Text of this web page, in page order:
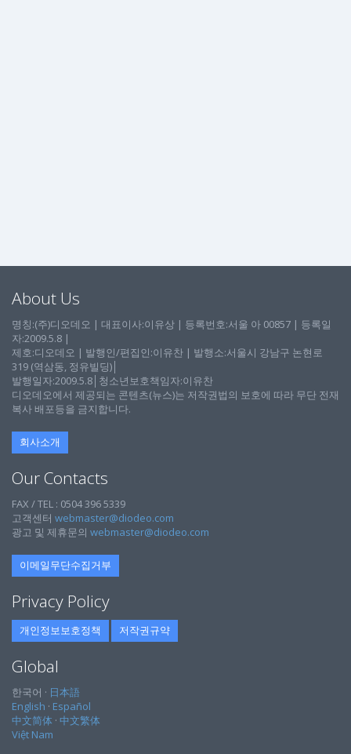
About Us
명칭:(주)디오데오 | 대표이사:이유상 | 등록번호:서울 아 00857 | 등록일
자:2009.5.8 |
제호:디오데오 | 발행인/편집인:이유찬 | 발행소:서울시 강남구 논현로
319 (역삼동, 정유빌딩)│
발행일자:2009.5.8│청소년보호책임자:이유찬
디오데오에서 제공되는 콘텐츠(뉴스)는 저작권법의 보호에 따라 무단 전재
복사 배포등을 금지합니다.
회사소개
Our Contacts
FAX / TEL : 0504 396 5339
고객센터 webmaster@diodeo.com
광고 및 제휴문의 webmaster@diodeo.com
이메일무단수집거부
Privacy Policy
개인정보보호정책 저작권규약
Global
한국어 · 日本語
English · Español
中文简体 · 中文繁体
Việt Nam